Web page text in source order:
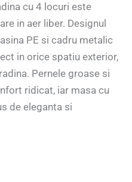
cu 4 locuri este
in aer liber. Designul
PE si cadru metalic
in orice spatiu exterior,
Pernele groase si
ridicat, iar masa cu
de eleganta si